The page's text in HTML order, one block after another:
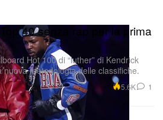
40 senza rap per la prima
Hot 100 di “luther” di Kendrick
metodologia delle classifiche.
5.6K 1